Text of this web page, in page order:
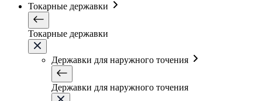
Токарные державки
Токарные державки
Державки для наружного точения
Державки для наружного точения